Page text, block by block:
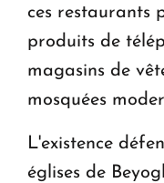
ces restaurants
produits de
magasins de
mosquées
L'existence
églises de